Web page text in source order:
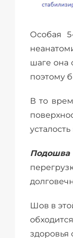
Особая
шаге она
поэтому
В то
Подошва
Шов в
здоровья